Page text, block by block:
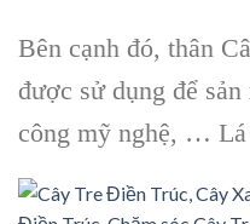
Bên cạnh đó, thân
được sử dụng để
công mỹ nghệ, … Lá